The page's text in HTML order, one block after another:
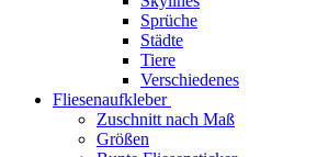
Sprüche
Städte
Tiere
Verschiedenes
Fliesenaufkleber
Zuschnitt nach Maß
Größen